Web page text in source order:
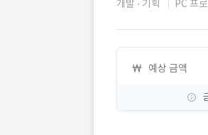
개발 기획 PC 프
예상 금액